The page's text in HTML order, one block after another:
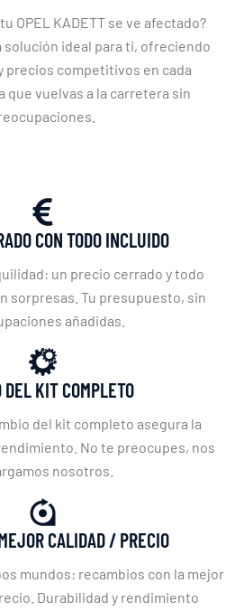
OPEL KADETT se ve afectado?
ideal para ti, ofreciendo
precios competitivos en cada
que vuelvas a la carretera sin
CON TODO INCLUIDO
un precio cerrado y todo
sorpresas. Tu presupuesto, sin
añadidas.
DEL KIT COMPLETO
del kit completo asegura la
No te preocupes, nos
nosotros.
CALIDAD / PRECIO
mundos: recambios con la mejor
Durabilidad y rendimiento